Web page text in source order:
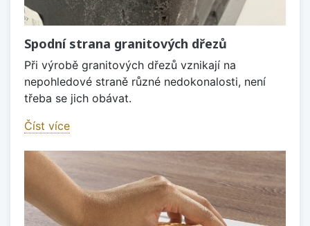
Spodní strana granitových dřezů
Při výrobě granitových dřezů vznikají na
nepohledové straně různé nedokonalosti, není
třeba se jich obávat.
Číst více